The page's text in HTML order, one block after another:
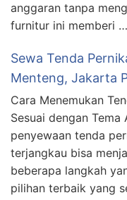
anggaran tanpa
furnitur ini memberi …
Sewa Tenda
Menteng, Jakarta
Cara Menemukan
Sesuai dengan
penyewaan tenda
terjangkau bisa
beberapa langkah
pilihan terbaik yang